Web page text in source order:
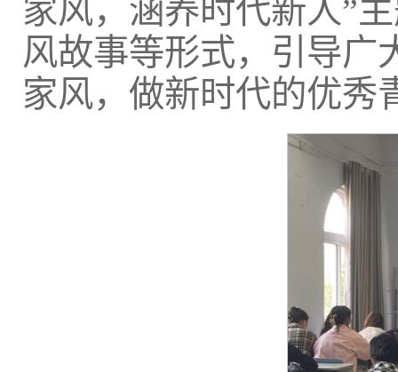
家风，涵养时代新人”
风故事等形式，引导广
家风，做新时代的优秀